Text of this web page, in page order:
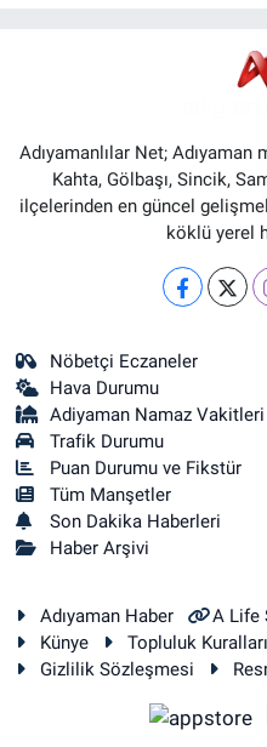
Adıyamanlılar Net;
Kahta, Gölbaşı, Sincik,
ilçelerinden en güncel
köklü yerel
Nöbetçi Eczaneler
Hava Durumu
Adiyaman Namaz Vakitleri
Trafik Durumu
Puan Durumu ve Fikstür
Tüm Manşetler
Son Dakika Haberleri
Haber Arşivi
Adıyaman Haber A Life
Künye
Topluluk Kuralları
Gizlilik Sözleşmesi